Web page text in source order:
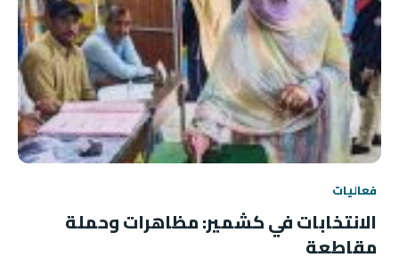
فعاليات
الانتخابات في كشمير: مظاهرات وحملة
مقاطعة